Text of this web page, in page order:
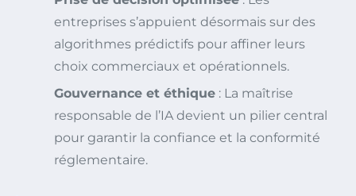
entreprises s’appuient désormais sur des
algorithmes prédictifs pour affiner leurs
choix commerciaux et opérationnels.
Gouvernance et éthique : La maîtrise
responsable de l’IA devient un pilier central
pour garantir la confiance et la conformité
réglementaire.